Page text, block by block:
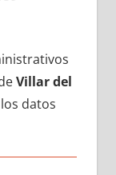
Villar del
datos